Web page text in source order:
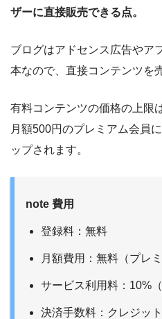
ザーに直接販売できる点。
ブログはアドセンス広告やア
本なので、直接コンテンツを
有料コンテンツの価格の上限
月額500円のプレミアム会員
ップされます。
note 費用
登録料：無料
月額費用：無料（プレ
サービス利用料：10%
決済手数料：クレジッ